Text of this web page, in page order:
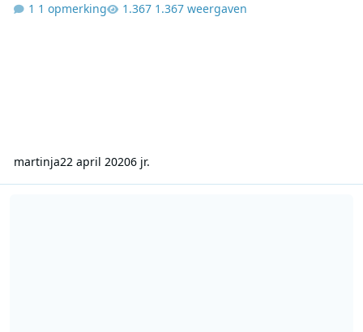
1 opmerking
1.367 weergaven
martinja22 april 20206 jr.